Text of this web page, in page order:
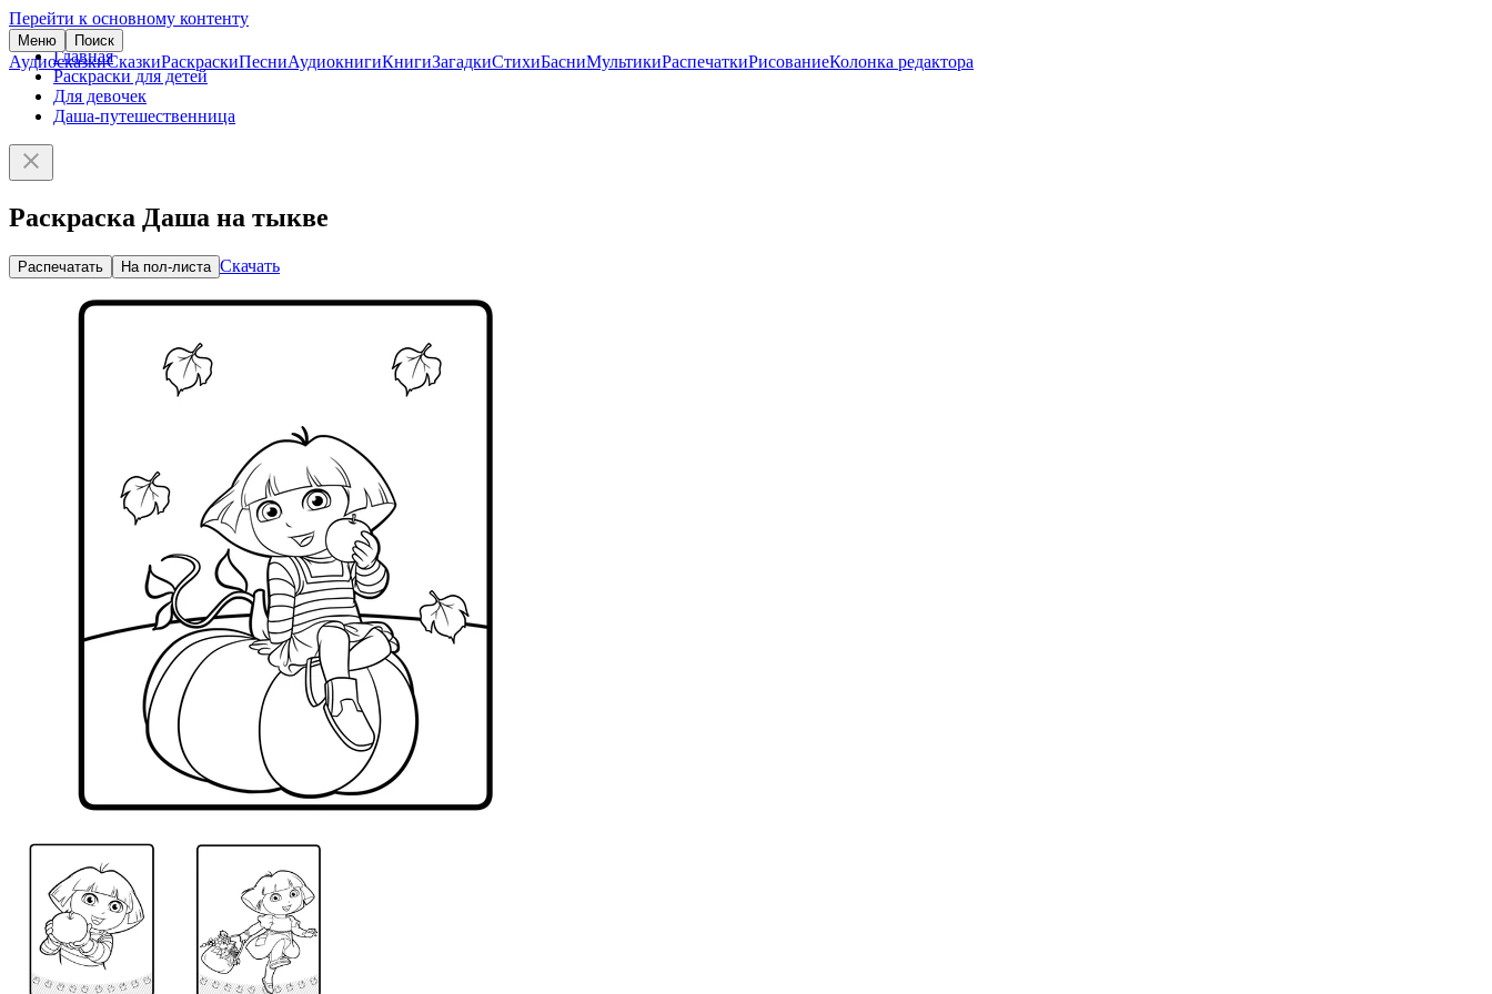
Перейти к основному контенту
Меню Поиск
АудиосказкиСказкиРаскраскиПесниАудиокнигиКнигиЗагадкиСтихиБасниМультикиРаспечаткиРисованиеКолонка редактора
Главная
Раскраски для детей
Для девочек
Даша-путешественница
Раскраска Даша на тыкве
Распечатать На пол-листа Скачать